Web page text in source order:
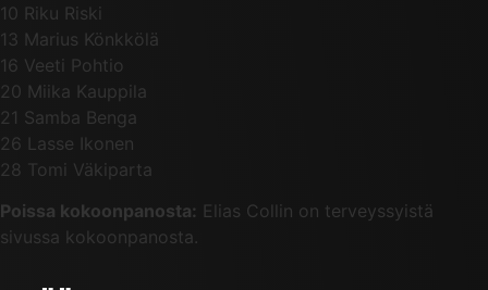
10 Riku Riski
13 Marius Könkkölä
16 Veeti Pohtio
20 Miika Kauppila
21 Samba Benga
26 Lasse Ikonen
28 Tomi Väkiparta
Poissa kokoonpanosta: Elias Collin on terveyssyistä
sivussa kokoonpanosta.